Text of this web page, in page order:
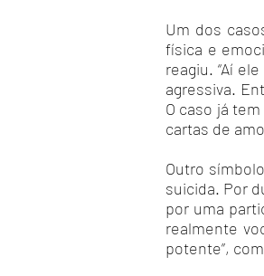
Um dos
física e
reagiu. “Aí
agressiva.
O caso já
cartas de
Outro
suicida. Por
por uma
realmente
potente”,